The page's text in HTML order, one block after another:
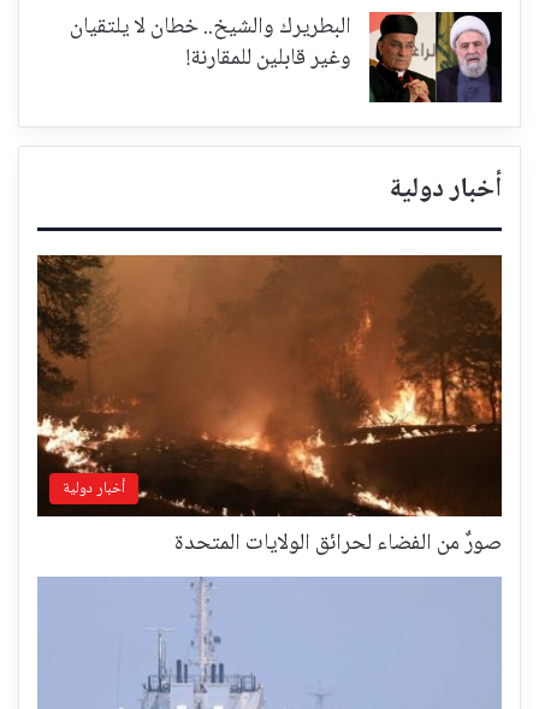
البطريرك والشيخ.. خطان لا يلتقيان
وغير قابلين للمقارنة!
أخبار دولية
أخبار دولية
صورٌ من الفضاء لحرائق الولايات المتحدة